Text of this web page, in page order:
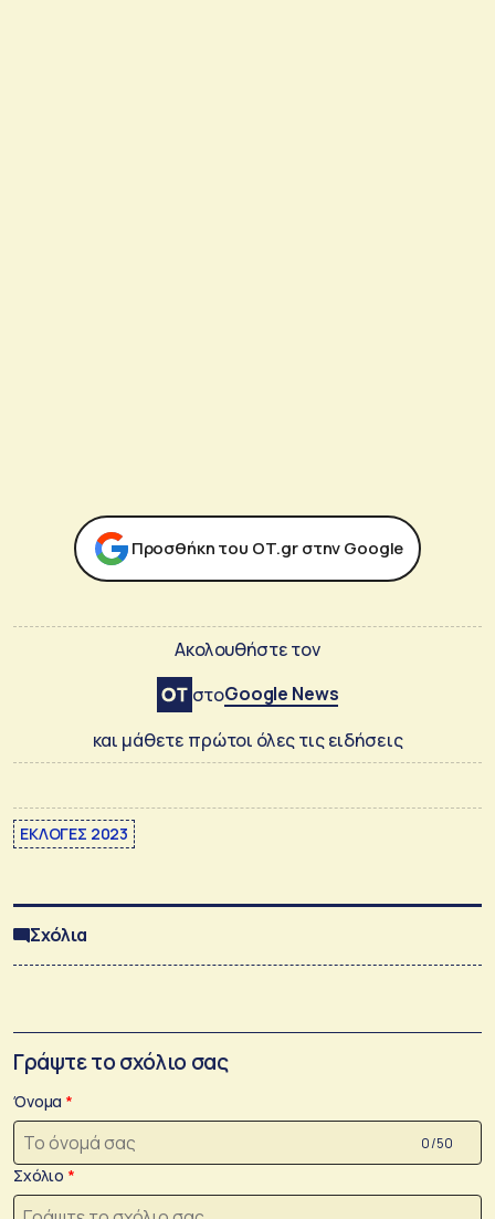
Προσθήκη του ΟΤ.gr στην Google
Ακολουθήστε τον
στοGoogle News
και μάθετε πρώτοι όλες τις ειδήσεις
ΕΚΛΟΓΕΣ 2023
Σχόλια
Γράψτε το σχόλιο σας
Όνομα
0 /50
Σχόλιο